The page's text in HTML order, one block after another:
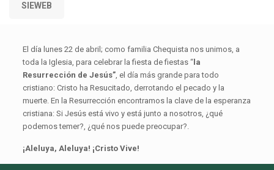
SIEWEB
El día lunes 22 de abril; como familia Chequista nos unimos, a
toda la Iglesia, para celebrar la fiesta de fiestas “la
Resurrección de Jesús”, el día más grande para todo
cristiano: Cristo ha Resucitado, derrotando el pecado y la
muerte. En la Resurrección encontramos la clave de la esperanza
cristiana: Si Jesús está vivo y está junto a nosotros, ¿qué
podemos temer?, ¿qué nos puede preocupar?.
¡Aleluya, Aleluya! ¡Cristo Vive!